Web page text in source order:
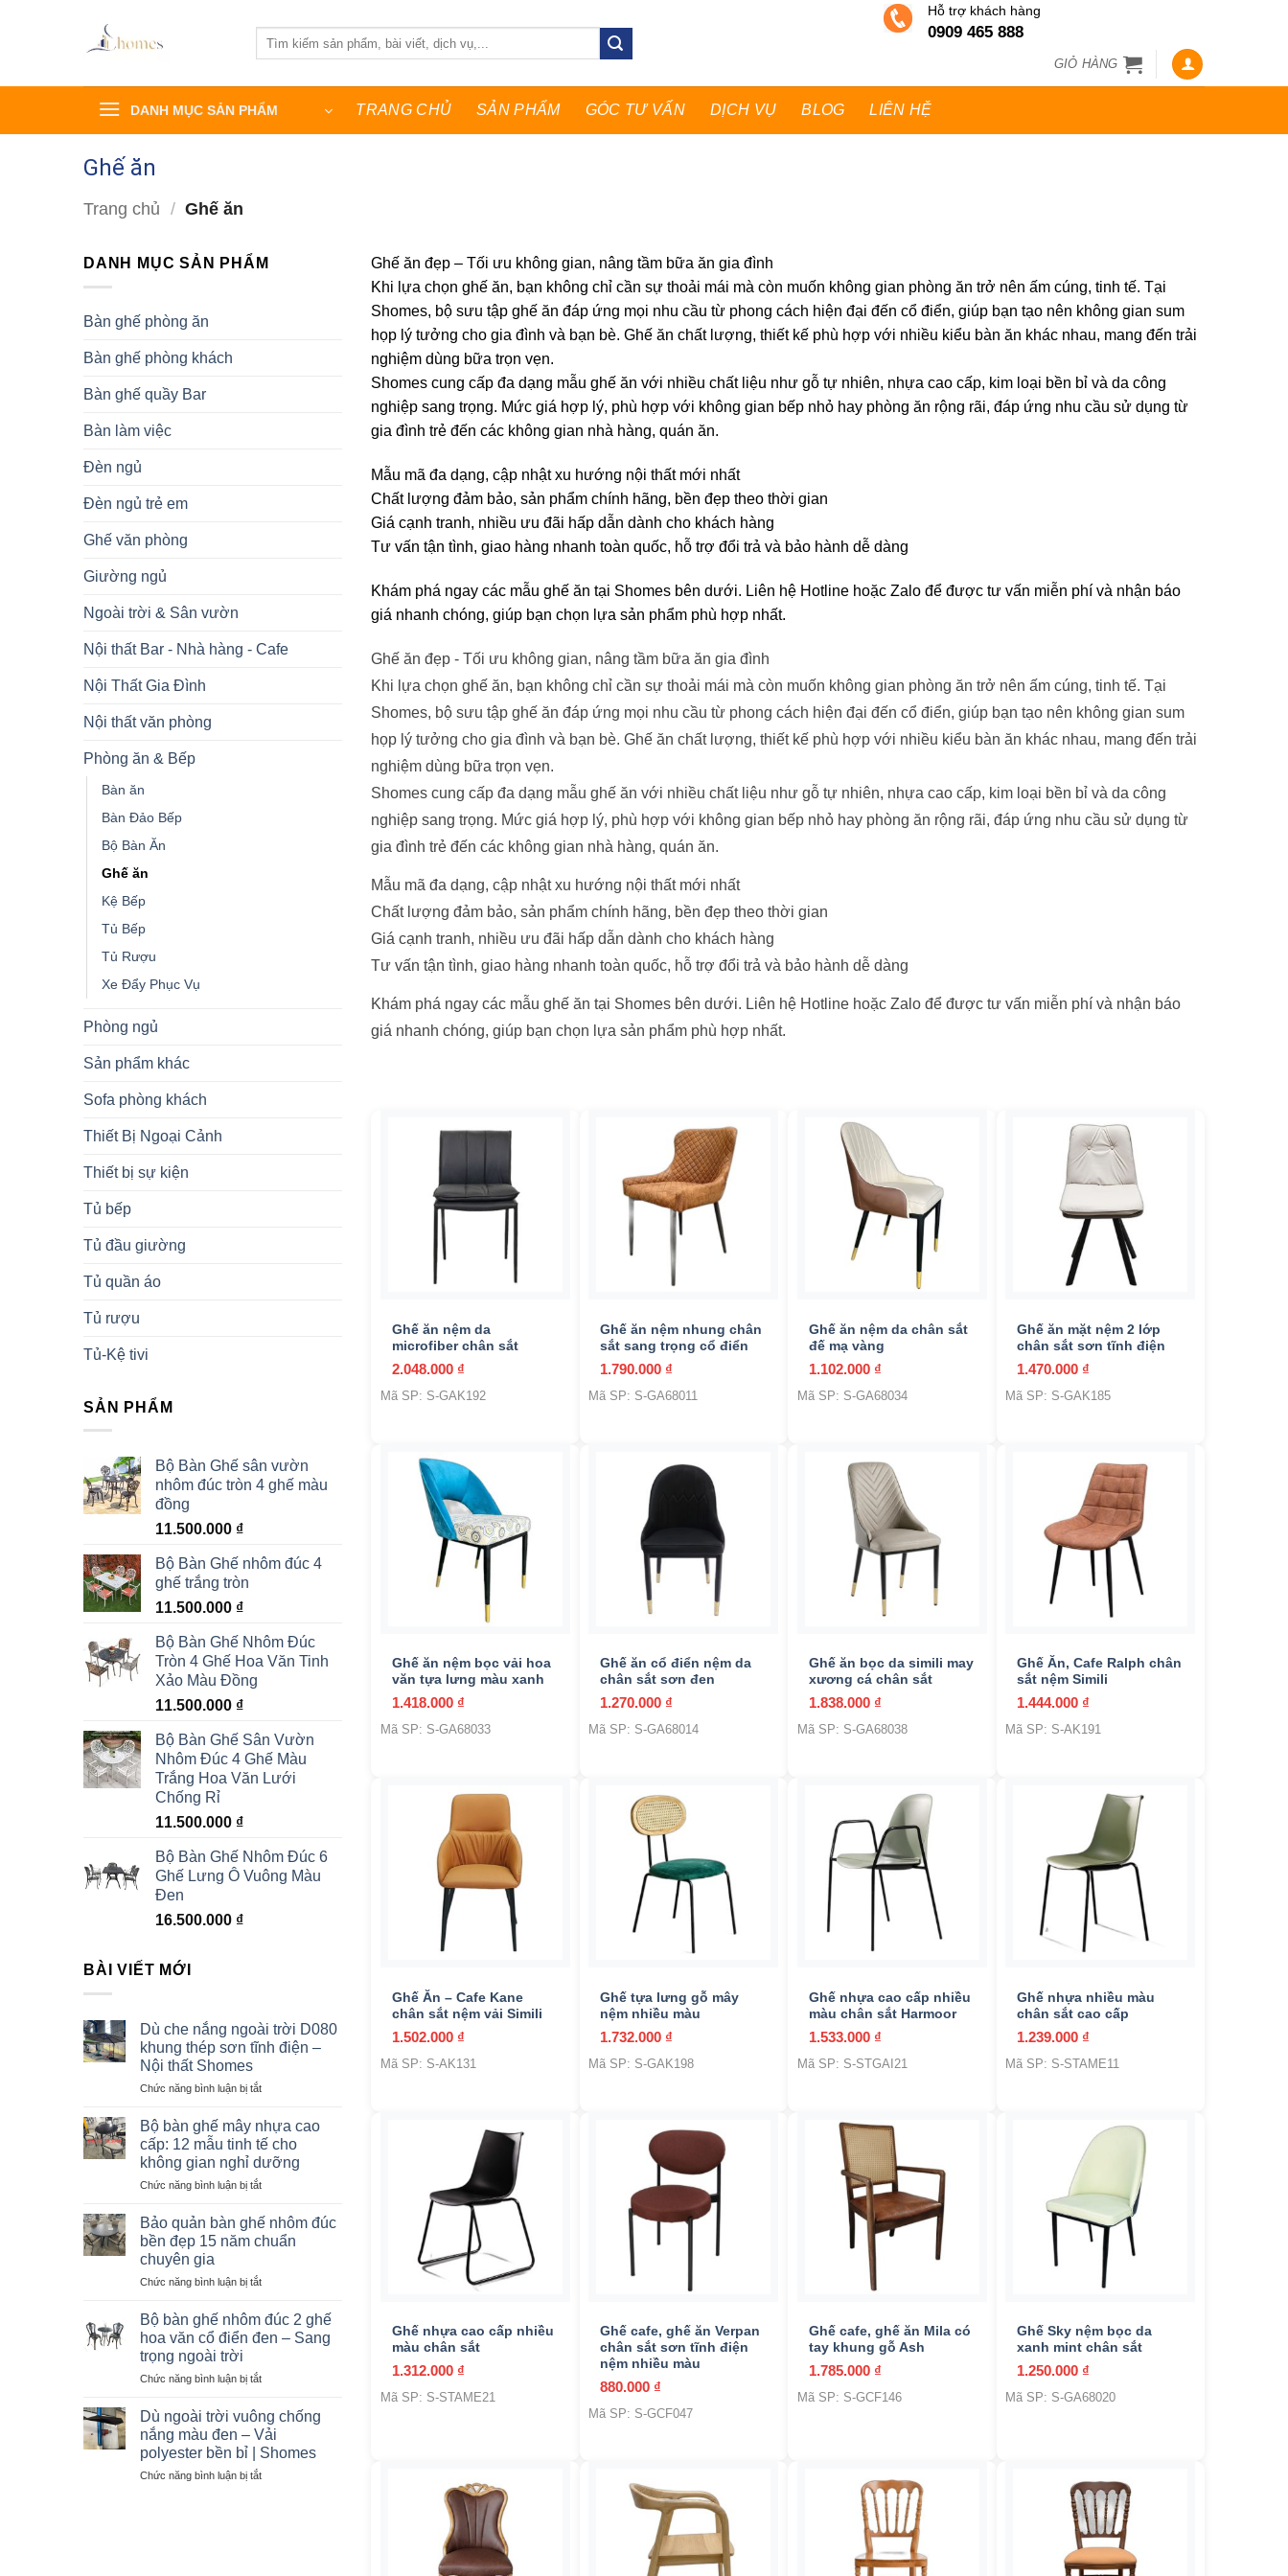
dung
Hỗ trợ khách hàng
0909 465 888
GIỎ HÀNG
DANH MỤC SẢN PHẨM TRANG CHỦ SẢN PHẨM GÓC TƯ VẤN DỊCH VỤ BLOG LIÊN HỆ
Ghế ăn
Trang chủ / Ghế ăn
DANH MỤC SẢN PHẨM
Bàn ghế phòng ăn
Bàn ghế phòng khách
Bàn ghế quầy Bar
Bàn làm việc
Đèn ngủ
Đèn ngủ trẻ em
Ghế văn phòng
Giường ngủ
Ngoài trời & Sân vườn
Nội thất Bar - Nhà hàng - Cafe
Nội Thất Gia Đình
Nội thất văn phòng
Phòng ăn & Bếp
Bàn ăn
Bàn Đảo Bếp
Bộ Bàn Ăn
Ghế ăn
Kệ Bếp
Tủ Bếp
Tủ Rượu
Xe Đẩy Phục Vụ
Phòng ngủ
Sản phẩm khác
Sofa phòng khách
Thiết Bị Ngoại Cảnh
Thiết bị sự kiện
Tủ bếp
Tủ đầu giường
Tủ quần áo
Tủ rượu
Tủ-Kệ tivi
SẢN PHẨM
Bộ Bàn Ghế sân vườn
nhôm đúc tròn 4 ghế màu
đồng
11.500.000 ₫
Bộ Bàn Ghế nhôm đúc 4
ghế trắng tròn
11.500.000 ₫
Bộ Bàn Ghế Nhôm Đúc
Tròn 4 Ghế Hoa Văn Tinh
Xảo Màu Đồng
11.500.000 ₫
Bộ Bàn Ghế Sân Vườn
Nhôm Đúc 4 Ghế Màu
Trắng Hoa Văn Lưới
Chống Rỉ
11.500.000 ₫
Bộ Bàn Ghế Nhôm Đúc 6
Ghế Lưng Ô Vuông Màu
Đen
16.500.000 ₫
BÀI VIẾT MỚI
Dù che nắng ngoài trời D080
khung thép sơn tĩnh điện –
Nội thất Shomes
Chức năng bình luận bị tắtở
che
nắng
ngoài
trời
D080
thép
sơn
tĩnh
–
thất
Shomes
Bộ bàn ghế mây nhựa cao
cấp: 12 mẫu tinh tế cho
không gian nghỉ dưỡng
Chức năng bình luận bị tắtở
bàn
ghế
mây
cao
12
tinh
cho
gian
nghỉ
dưỡng
Bảo quản bàn ghế nhôm đúc
bền đẹp 15 năm chuẩn
chuyên gia
Chức năng bình luận bị tắtở
quản
ghế
đúc
đẹp
15
năm
chuẩn
chuyên
Bộ bàn ghế nhôm đúc 2 ghế
hoa văn cổ điển đen – Sang
trọng ngoài trời
Chức năng bình luận bị tắtở
ghế
nhôm
đúc
2
Dù ngoài trời vuông chống
nắng màu đen – Vải
polyester bền bỉ | Shomes
Chức năng bình luận bị tắtở
Ghế ăn đẹp – Tối ưu không gian, nâng tầm bữa ăn gia đình
Khi lựa chọn ghế ăn, bạn không chỉ cần sự thoải mái mà còn muốn không gian phòng ăn trở nên ấm cúng, tinh tế. Tại
Shomes, bộ sưu tập ghế ăn đáp ứng mọi nhu cầu từ phong cách hiện đại đến cổ điển, giúp bạn tạo nên không gian sum
họp lý tưởng cho gia đình và bạn bè. Ghế ăn chất lượng, thiết kế phù hợp với nhiều kiểu bàn ăn khác nhau, mang đến trải
nghiệm dùng bữa trọn vẹn.
Shomes cung cấp đa dạng mẫu ghế ăn với nhiều chất liệu như gỗ tự nhiên, nhựa cao cấp, kim loại bền bỉ và da công
nghiệp sang trọng. Mức giá hợp lý, phù hợp với không gian bếp nhỏ hay phòng ăn rộng rãi, đáp ứng nhu cầu sử dụng từ
gia đình trẻ đến các không gian nhà hàng, quán ăn.
Mẫu mã đa dạng, cập nhật xu hướng nội thất mới nhất
Chất lượng đảm bảo, sản phẩm chính hãng, bền đẹp theo thời gian
Giá cạnh tranh, nhiều ưu đãi hấp dẫn dành cho khách hàng
Tư vấn tận tình, giao hàng nhanh toàn quốc, hỗ trợ đổi trả và bảo hành dễ dàng
Khám phá ngay các mẫu ghế ăn tại Shomes bên dưới. Liên hệ Hotline hoặc Zalo để được tư vấn miễn phí và nhận báo
giá nhanh chóng, giúp bạn chọn lựa sản phẩm phù hợp nhất.
Ghế ăn đẹp - Tối ưu không gian, nâng tầm bữa ăn gia đình
Khi lựa chọn ghế ăn, bạn không chỉ cần sự thoải mái mà còn muốn không gian phòng ăn trở nên ấm cúng, tinh tế. Tại
Shomes, bộ sưu tập ghế ăn đáp ứng mọi nhu cầu từ phong cách hiện đại đến cổ điển, giúp bạn tạo nên không gian sum
họp lý tưởng cho gia đình và bạn bè. Ghế ăn chất lượng, thiết kế phù hợp với nhiều kiểu bàn ăn khác nhau, mang đến trải
nghiệm dùng bữa trọn vẹn.
Shomes cung cấp đa dạng mẫu ghế ăn với nhiều chất liệu như gỗ tự nhiên, nhựa cao cấp, kim loại bền bỉ và da công
nghiệp sang trọng. Mức giá hợp lý, phù hợp với không gian bếp nhỏ hay phòng ăn rộng rãi, đáp ứng nhu cầu sử dụng từ
gia đình trẻ đến các không gian nhà hàng, quán ăn.
Mẫu mã đa dạng, cập nhật xu hướng nội thất mới nhất
Chất lượng đảm bảo, sản phẩm chính hãng, bền đẹp theo thời gian
Giá cạnh tranh, nhiều ưu đãi hấp dẫn dành cho khách hàng
Tư vấn tận tình, giao hàng nhanh toàn quốc, hỗ trợ đổi trả và bảo hành dễ dàng
Khám phá ngay các mẫu ghế ăn tại Shomes bên dưới. Liên hệ Hotline hoặc Zalo để được tư vấn miễn phí và nhận báo
giá nhanh chóng, giúp bạn chọn lựa sản phẩm phù hợp nhất.
Tìm theo mức giá
In stock
On sale
Composite (2)
Gỗ tự nhiên
Khung thép
Mây nhựa
Nhôm (22)
Nhựa (1)
Textilene
Ban công (10)
Hồ bơi
Phòng khách
Phòng ngủ(6)
Quán cafe (42)
Resort
Trong nhà(79)
Nâu(22)
Trắng (14)
Vàng (2)
Xanh(2)
Ghế ăn nệm da
microfiber chân sắt
2.048.000 ₫
Mã SP: S-GAK192
Ghế ăn nệm nhung chân
sắt sang trọng cổ điển
1.790.000 ₫
Mã SP: S-GA68011
Ghế ăn nệm da chân sắt
đế mạ vàng
1.102.000 ₫
Mã SP: S-GA68034
Ghế ăn mặt nệm 2 lớp
chân sắt sơn tĩnh điện
1.470.000 ₫
Mã SP: S-GAK185
Ghế ăn nệm bọc vải hoa
văn tựa lưng màu xanh
1.418.000 ₫
Mã SP: S-GA68033
Ghế ăn cổ điển nệm da
chân sắt sơn đen
1.270.000 ₫
Mã SP: S-GA68014
Ghế ăn bọc da simili may
xương cá chân sắt
1.838.000 ₫
Mã SP: S-GA68038
Ghế Ăn, Cafe Ralph chân
sắt nệm Simili
1.444.000 ₫
Mã SP: S-AK191
Ghế Ăn – Cafe Kane
chân sắt nệm vải Simili
1.502.000 ₫
Mã SP: S-AK131
Ghế tựa lưng gỗ mây
nệm nhiều màu
1.732.000 ₫
Mã SP: S-GAK198
Ghế nhựa cao cấp nhiều
màu chân sắt Harmoor
1.533.000 ₫
Mã SP: S-STGAI21
Ghế nhựa nhiều màu
chân sắt cao cấp
1.239.000 ₫
Mã SP: S-STAME11
Ghế nhựa cao cấp nhiều
màu chân sắt
1.312.000 ₫
Mã SP: S-STAME21
Ghế cafe, ghế ăn Verpan
chân sắt sơn tĩnh điện
nệm nhiều màu
880.000 ₫
Mã SP: S-GCF047
Ghế cafe, ghế ăn Mila có
tay khung gỗ Ash
1.785.000 ₫
Mã SP: S-GCF146
Ghế Sky nệm bọc da
xanh mint chân sắt
1.250.000 ₫
Mã SP: S-GA68020